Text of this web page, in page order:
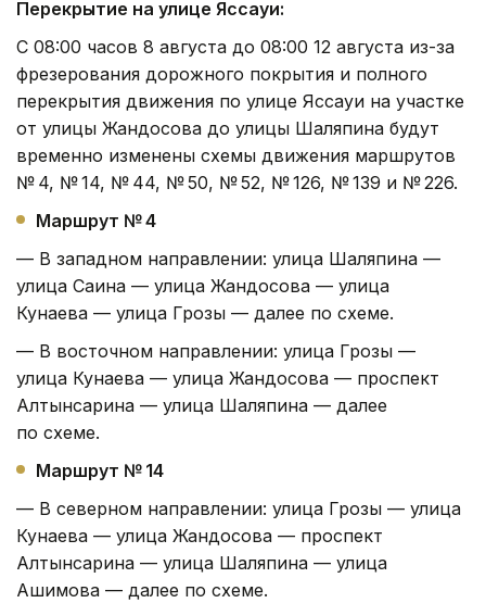
Перекрытие на улице Яссауи:
С 08:00 часов 8 августа до 08:00 12 августа из-за
фрезерования дорожного покрытия и полного
перекрытия движения по улице Яссауи на участке
от улицы Жандосова до улицы Шаляпина будут
временно изменены схемы движения маршрутов
№ 4, № 14, № 44, № 50, № 52, № 126, № 139 и № 226.
Маршрут № 4
— В западном направлении: улица Шаляпина —
улица Саина — улица Жандосова — улица
Кунаева — улица Грозы — далее по схеме.
— В восточном направлении: улица Грозы —
улица Кунаева — улица Жандосова — проспект
Алтынсарина — улица Шаляпина — далее
по схеме.
Маршрут № 14
— В северном направлении: улица Грозы — улица
Кунаева — улица Жандосова — проспект
Алтынсарина — улица Шаляпина — улица
Ашимова — далее по схеме.